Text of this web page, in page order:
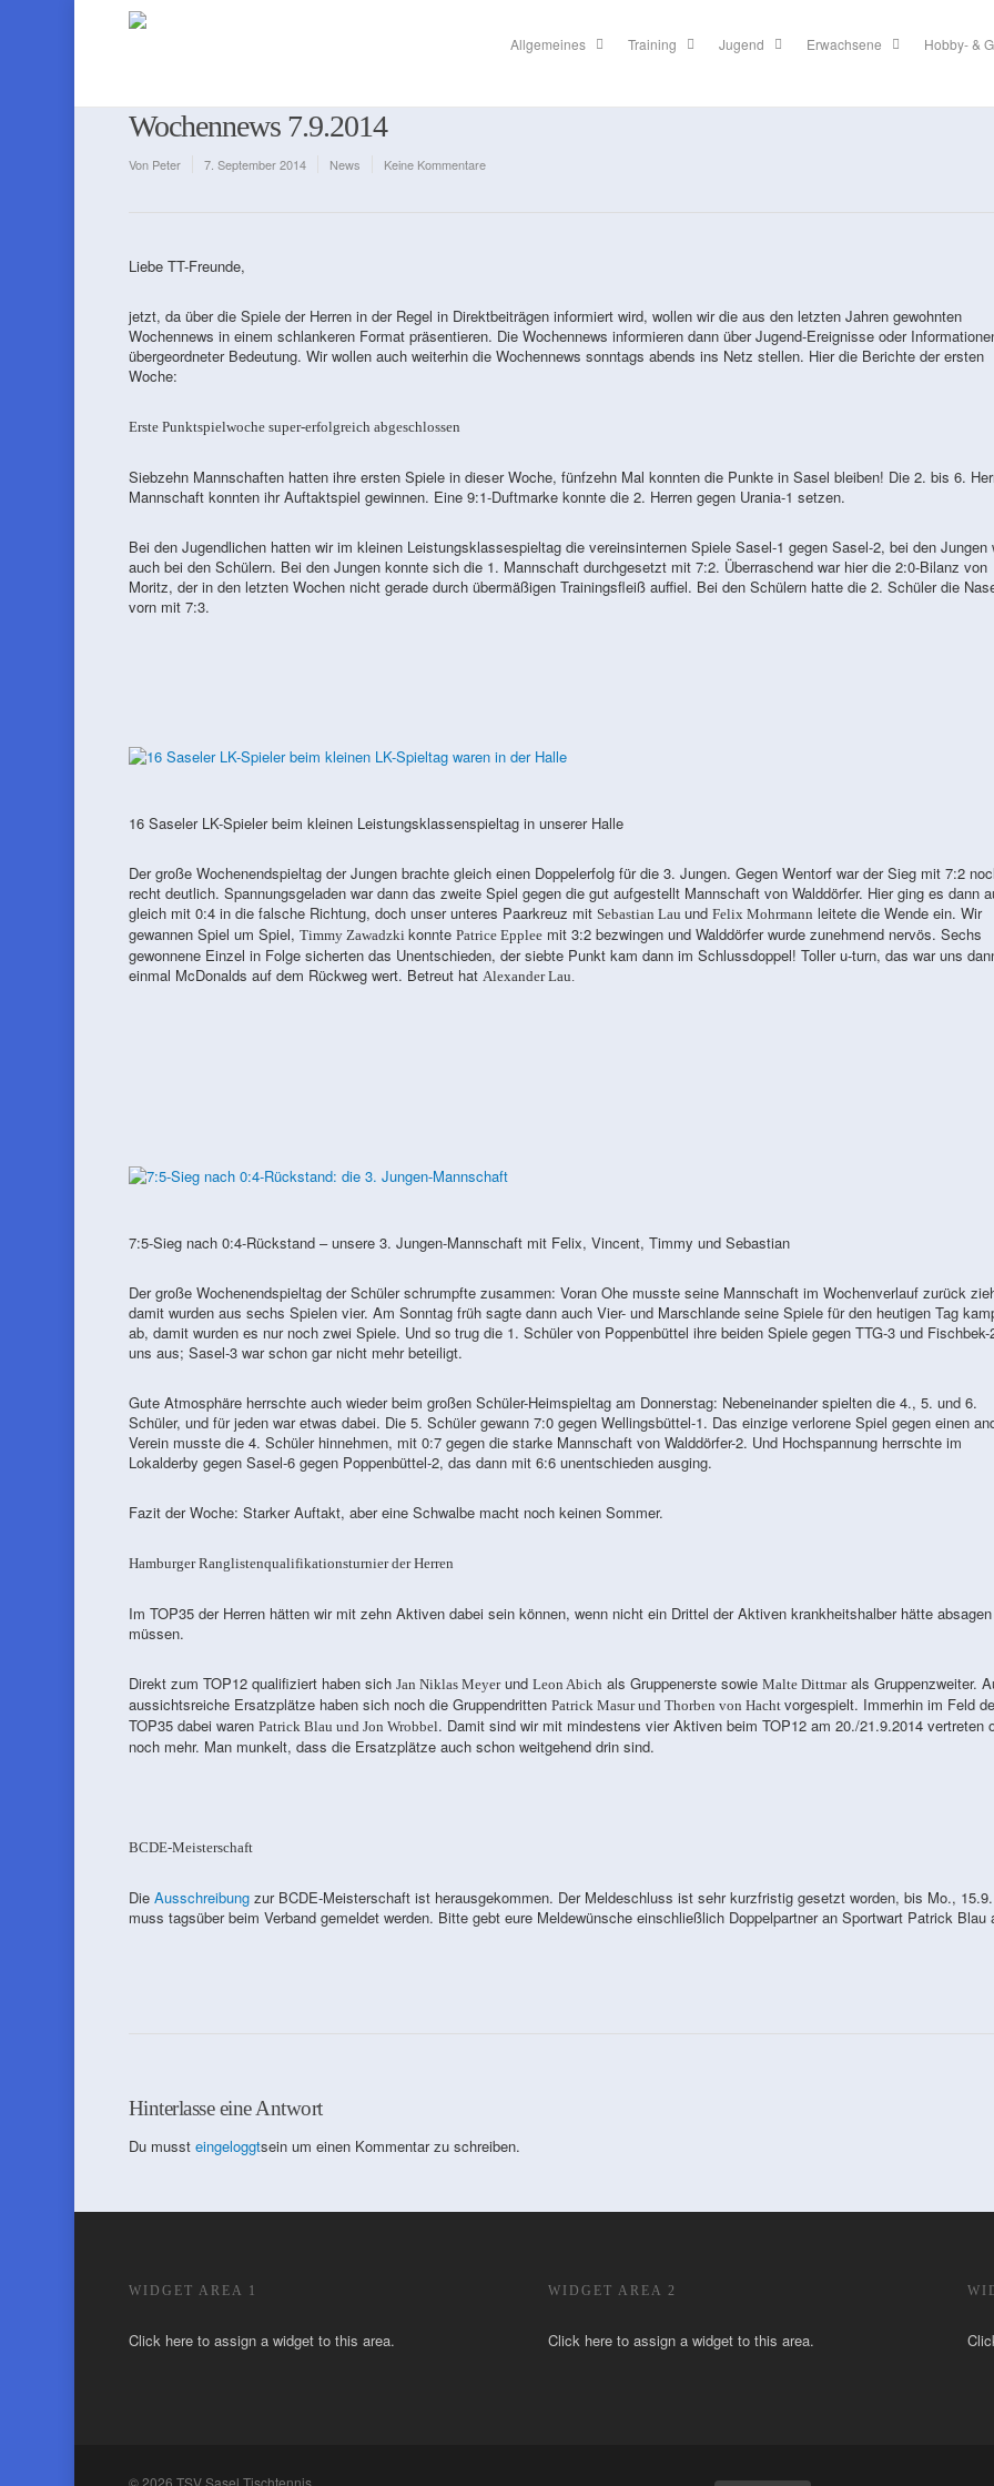
Allgemeines Training Jugend Erwachsene Hobby- &
Wochennews 7.9.2014
Von Peter 7. September 2014 News Keine Kommentare
Liebe TT-Freunde,
jetzt, da über die Spiele der Herren in der Regel in Direktbeiträgen informiert wird, wollen wir die aus den letzten Jahren gewohnten
Wochennews in einem schlankeren Format präsentieren. Die Wochennews informieren dann über Jugend-Ereignisse oder
übergeordneter Bedeutung. Wir wollen auch weiterhin die Wochennews sonntags abends ins Netz stellen. Hier die Berichte der ersten
Woche:
Erste Punktspielwoche super-erfolgreich abgeschlossen
Siebzehn Mannschaften hatten ihre ersten Spiele in dieser Woche, fünfzehn Mal konnten die Punkte in Sasel bleiben! Die 2. bis 6.
Mannschaft konnten ihr Auftaktspiel gewinnen. Eine 9:1-Duftmarke konnte die 2. Herren gegen Urania-1 setzen.
Bei den Jugendlichen hatten wir im kleinen Leistungsklassespieltag die vereinsinternen Spiele Sasel-1 gegen Sasel-2, bei den Jungen
auch bei den Schülern. Bei den Jungen konnte sich die 1. Mannschaft durchgesetzt mit 7:2. Überraschend war hier die 2:0-Bilanz von
Moritz, der in den letzten Wochen nicht gerade durch übermäßigen Trainingsfleiß auffiel. Bei den Schülern hatte die 2. Schüler die
vorn mit 7:3.
16 Saseler LK-Spieler beim kleinen Leistungsklassenspieltag in unserer Halle
Der große Wochenendspieltag der Jungen brachte gleich einen Doppelerfolg für die 3. Jungen. Gegen Wentorf war der Sieg mit 7:2
recht deutlich. Spannungsgeladen war dann das zweite Spiel gegen die gut aufgestellt Mannschaft von Walddörfer. Hier ging es dann
gleich mit 0:4 in die falsche Richtung, doch unser unteres Paarkreuz mit Sebastian Lau und Felix Mohrmann leitete die Wende ein. Wir
gewannen Spiel um Spiel, Timmy Zawadzki konnte Patrice Eppleemit 3:2 bezwingen und Walddörfer wurde zunehmend nervös. Sechs
gewonnene Einzel in Folge sicherten das Unentschieden, der siebte Punkt kam dann im Schlussdoppel! Toller u-turn, das war uns
einmal McDonalds auf dem Rückweg wert. Betreut hat Alexander Lau.
7:5-Sieg nach 0:4-Rückstand – unsere 3. Jungen-Mannschaft mit Felix, Vincent, Timmy und Sebastian
Der große Wochenendspieltag der Schüler schrumpfte zusammen: Voran Ohe musste seine Mannschaft im Wochenverlauf zurück
damit wurden aus sechs Spielen vier. Am Sonntag früh sagte dann auch Vier- und Marschlande seine Spiele für den heutigen Tag
ab, damit wurden es nur noch zwei Spiele. Und so trug die 1. Schüler von Poppenbüttel ihre beiden Spiele gegen TTG-3 und Fischbek-
uns aus; Sasel-3 war schon gar nicht mehr beteiligt.
Gute Atmosphäre herrschte auch wieder beim großen Schüler-Heimspieltag am Donnerstag: Nebeneinander spielten die 4., 5. und 6.
Schüler, und für jeden war etwas dabei. Die 5. Schüler gewann 7:0 gegen Wellingsbüttel-1. Das einzige verlorene Spiel gegen einen
Verein musste die 4. Schüler hinnehmen, mit 0:7 gegen die starke Mannschaft von Walddörfer-2. Und Hochspannung herrschte im
Lokalderby gegen Sasel-6 gegen Poppenbüttel-2, das dann mit 6:6 unentschieden ausging.
Fazit der Woche: Starker Auftakt, aber eine Schwalbe macht noch keinen Sommer.
Hamburger Ranglistenqualifikationsturnier der Herren
Im TOP35 der Herren hätten wir mit zehn Aktiven dabei sein können, wenn nicht ein Drittel der Aktiven krankheitshalber hätte absagen
müssen.
Direkt zum TOP12 qualifiziert haben sich Jan Niklas Meyerund Leon Abich als Gruppenerste sowie Malte Dittmarals Gruppenzweiter.
aussichtsreiche Ersatzplätze haben sich noch die Gruppendritten Patrick Masur und Thorben von Hacht vorgespielt. Immerhin im Feld
TOP35 dabei waren Patrick Blau und Jon Wrobbel. Damit sind wir mit mindestens vier Aktiven beim TOP12 am 20./21.9.2014 vertreten
noch mehr. Man munkelt, dass die Ersatzplätze auch schon weitgehend drin sind.
BCDE-Meisterschaft
Die Ausschreibung zur BCDE-Meisterschaft ist herausgekommen. Der Meldeschluss ist sehr kurzfristig gesetzt worden, bis Mo., 15.9.
muss tagsüber beim Verband gemeldet werden. Bitte gebt eure Meldewünsche einschließlich Doppelpartner an Sportwart Patrick Blau
Hinterlasse eine Antwort
Du musst eingeloggtsein um einen Kommentar zu schreiben.
WIDGET AREA 1
Click here to assign a widget to this area.
WIDGET AREA 2
Click here to assign a widget to this area.
© 2026 TSV Sasel Tischtennis.